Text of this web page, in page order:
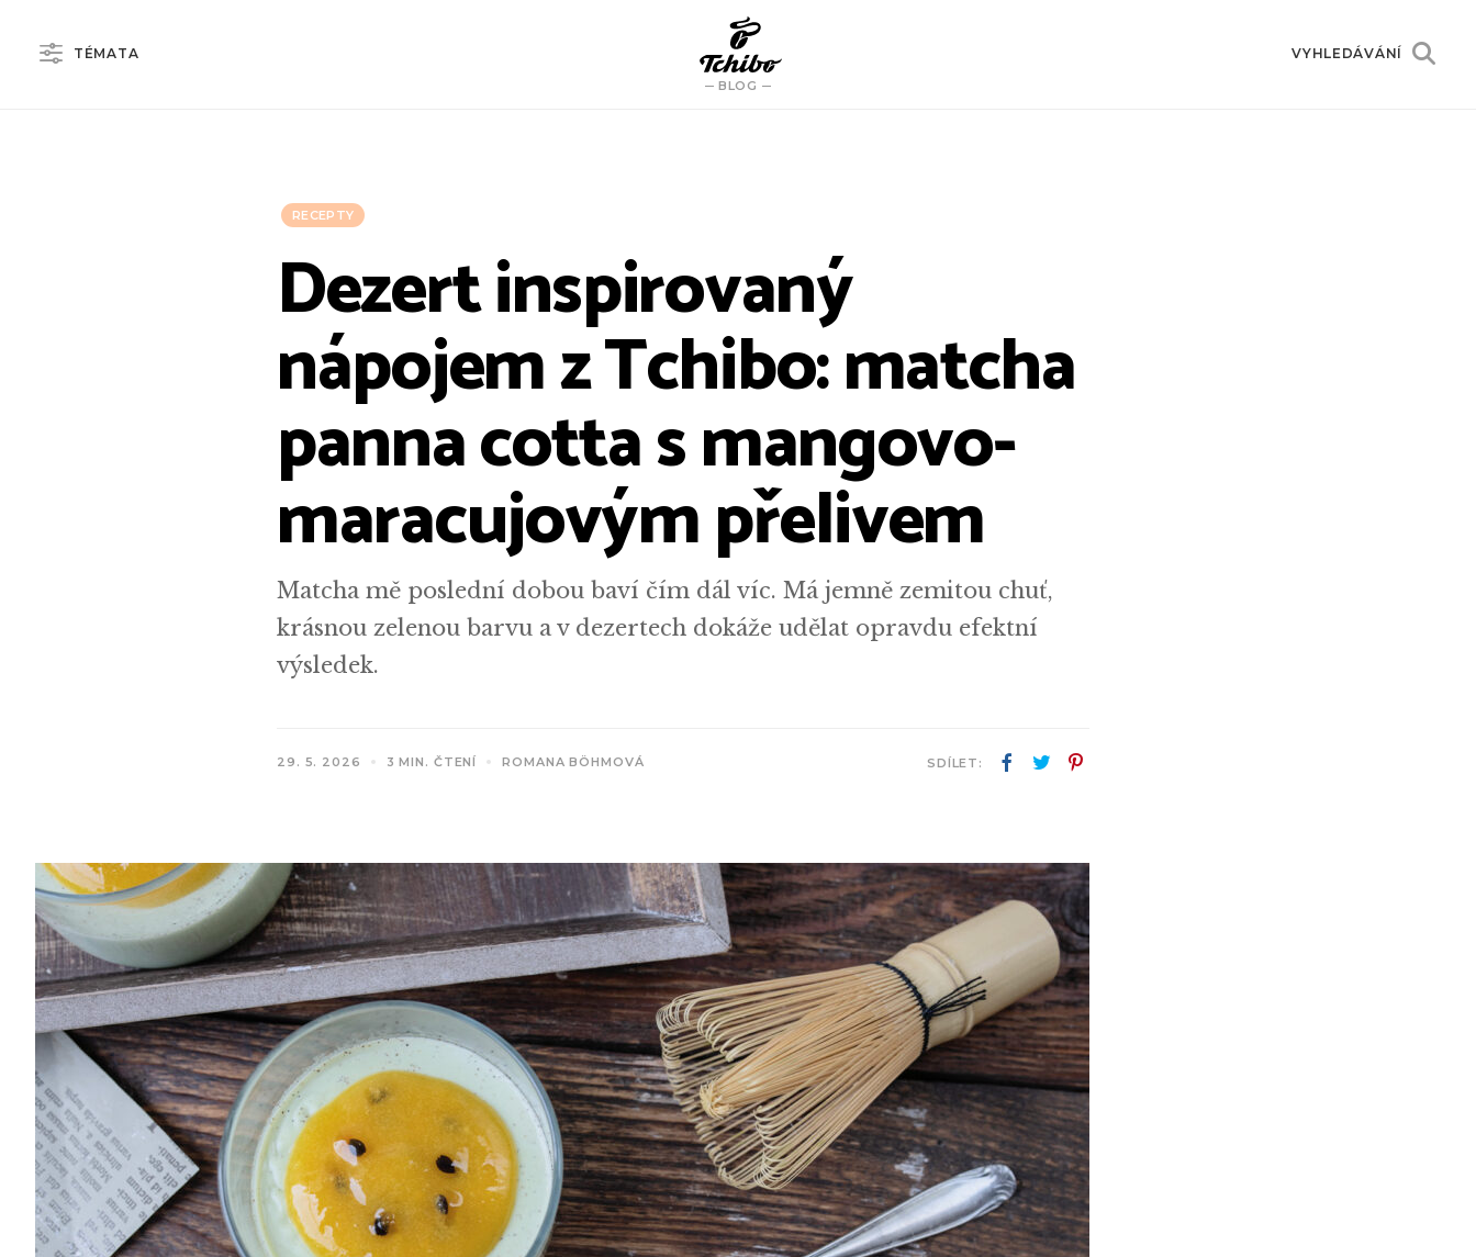
TÉMATA
BLOG
VYHLEDÁVÁNÍ
RECEPTY
Dezert inspirovaný
nápojem z Tchibo: matcha
panna cotta s mangovo-
maracujovým přelivem
Matcha mě poslední dobou baví čím dál víc. Má jemně zemitou chuť,
krásnou zelenou barvu a v dezertech dokáže udělat opravdu efektní
výsledek.
29. 5. 2026 3 MIN. ČTENÍ ROMANA BÖHMOVÁ SDÍLET: